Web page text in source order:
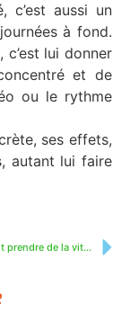
c’est aussi un
à fond.
lui donner
et de
ou le rythme
ses effets,
autant lui faire
Faut-il vraiment prendre de la vitamine D tous les jours ?